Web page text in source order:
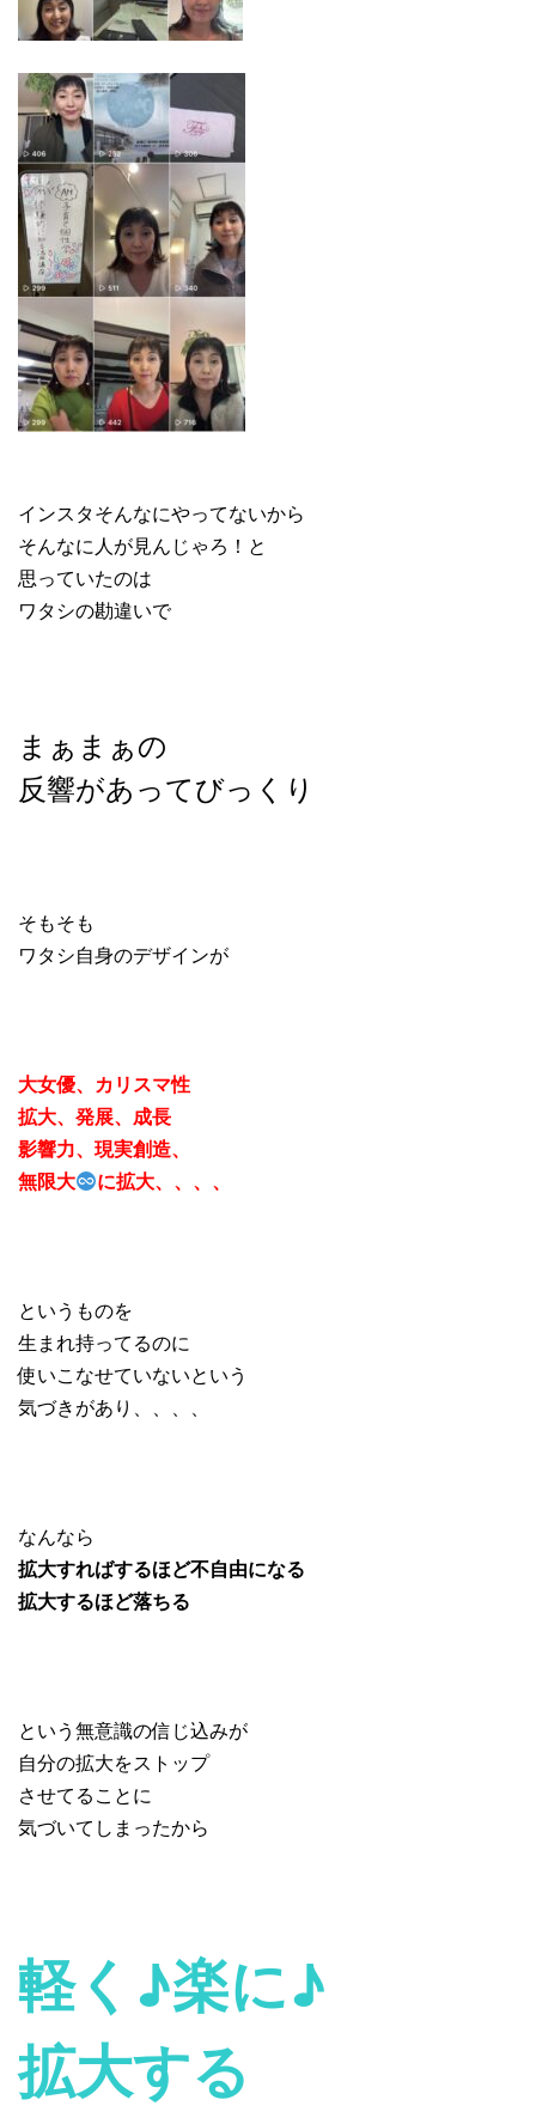
インスタそんなにやってないから
そんなに人が見んじゃろ！と
思っていたのは
ワタシの勘違いで
まぁまぁの
反響があってびっくり
そもそも
ワタシ自身のデザインが
大女優、カリスマ性
拡大、発展、成長
影響力、現実創造、
無限大
に拡大、、、、
というものを
生まれ持ってるのに
使いこなせていないという
気づきがあり、、、、
なんなら
拡大すればするほど不自由になる
拡大するほど落ちる
という無意識の信じ込みが
自分の拡大をストップ
させてることに
気づいてしまったから
軽く♪楽に♪
拡大する